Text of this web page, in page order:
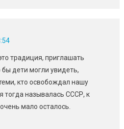
традиция, приглашать
бы дети могли увидеть,
кто освобождал нашу
тогда называлась СССР, к
мало осталось.